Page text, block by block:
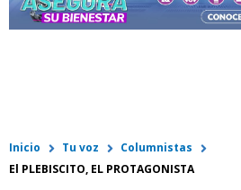
Inicio Tu voz
Columnistas
El PLEBISCITO, EL PROTAGONISTA